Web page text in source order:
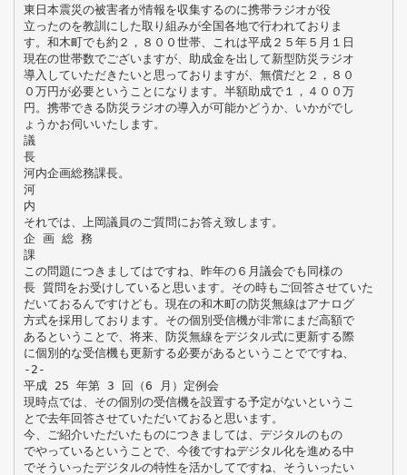
東日本震災の被害者が情報を収集するのに携帯ラジオが役
立ったのを教訓にした取り組みが全国各地で行われておりま
す。和木町でも約２，８００世帯、これは平成２５年５月１日
現在の世帯数でございますが、助成金を出して新型防災ラジオ
導入していただきたいと思っておりますが、無償だと２，８０
０万円が必要ということになります。半額助成で１，４００万
円。携帯できる防災ラジオの導入が可能かどうか、いかがでし
ょうかお伺いいたします。
議
長
河内企画総務課長。
河
内
それでは、上岡議員のご質問にお答え致します。
企 画 総 務
課
この問題につきましてはですね、昨年の６月議会でも同様の
長 質問をお受けしていると思います。その時もご回答させていた
だいておるんですけども。現在の和木町の防災無線はアナログ
方式を採用しております。その個別受信機が非常にまだ高額で
あるということで、将来、防災無線をデジタル式に更新する際
に個別的な受信機も更新する必要があるということでですね、
-2-
平成 25 年第 3 回（6 月）定例会
現時点では、その個別の受信機を設置する予定がないというこ
とで去年回答させていただいておると思います。
今、ご紹介いただいたものにつきましては、デジタルのもの
でやっているということで、今後ですねデジタル化を進める中
でそういったデジタルの特性を活かしてですね、そういったい